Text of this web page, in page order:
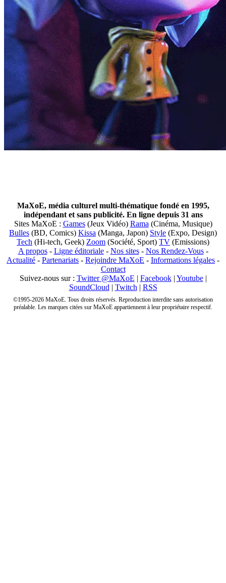
MaXoE, média culturel multi-thématique fondé en 1995,
indépendant et sans publicité. En ligne depuis 31 ans
Sites MaXoE : Games(Jeux Vidéo) Rama (Cinéma, Musique)
Bulles (BD, Comics) Kissa (Manga, Japon) Style (Expo, Design)
Tech (Hi-tech, Geek) Zoom (Société, Sport) TV (Emissions)
A propos- Ligne éditoriale- Nos sites- Nos Rendez-Vous-
Actualité - Partenariats - Rejoindre MaXoE - Informations légales -
Contact
Suivez-nous sur : Twitter @MaXoE | Facebook| Youtube|
SoundCloud | Twitch | RSS
©1995-2026 MaXoE. Tous droits réservés. Reproduction interdite sans autorisation
préalable. Les marques citées sur MaXoE appartiennent à leur propriétaire respectif.